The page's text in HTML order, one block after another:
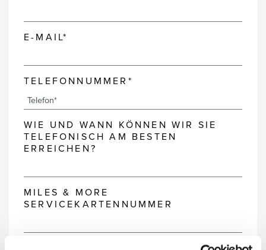
E-MAIL*
TELEFONNUMMER*
WIE UND WANN KÖNNEN WIR SIE
TELEFONISCH AM BESTEN
ERREICHEN?
MILES & MORE
SERVICEKARTENNUMMER